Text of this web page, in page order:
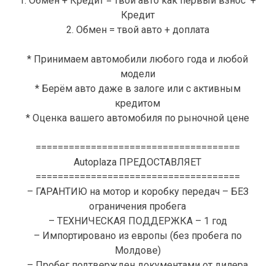
Кредит
2. Обмен = твой авто + доплата
* Принимаем автомобили любого года и любой
модели
* Берём авто даже в залоге или с активным
кредитом
* Оценка вашего автомобиля по рыночной цене
=====================================
Autoplaza ПРЕДОСТАВЛЯЕТ
=====================================
– ГАРАНТИЮ на мотор и коробку передач – БЕЗ
ограничения пробега
– ТЕХНИЧЕСКАЯ ПОДДЕРЖКА – 1 год
– Импортировано из европы (без пробега по
Молдове)